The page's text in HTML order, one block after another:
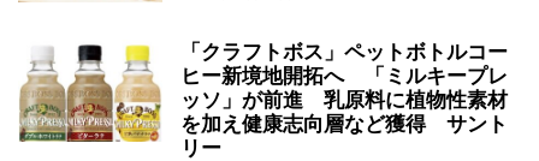
「クラフトボス」ペットボトルコー
ヒー新境地開拓へ 「ミルキープレ
ッソ」が前進 乳原料に植物性素材
を加え健康志向層など獲得 サント
リー